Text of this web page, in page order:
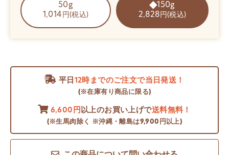
50g
1,014 円(税込)
150g
2,828 円(税込)
平日 12時までのご注文で当日発送！
(※在庫有り商品に限る)
6,600円 以上のお買い上げで送料無料！
(※生馬肉除く ※沖縄・離島は9,900円以上)